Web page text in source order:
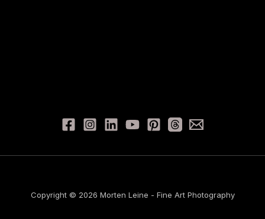
Copyright © 2026 Morten Leine - Fine Art Photography